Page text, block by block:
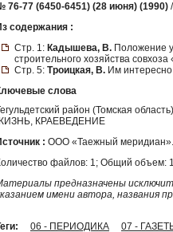
76-77 (6450-6451) (28 июня) (1990)
содержания :
Стр. 1: Кадышева, В. Положение
строительного хозяйства
Стр. 5: Троицкая, В. Им интересно
слова
район (Томская
КРАЕВЕДЕНИЕ
: ООО «Таежный меридиан».
файлов: 1; Общий объем:
предназначены
имени автора, названия
06 - ПЕРИОДИКА 07 -